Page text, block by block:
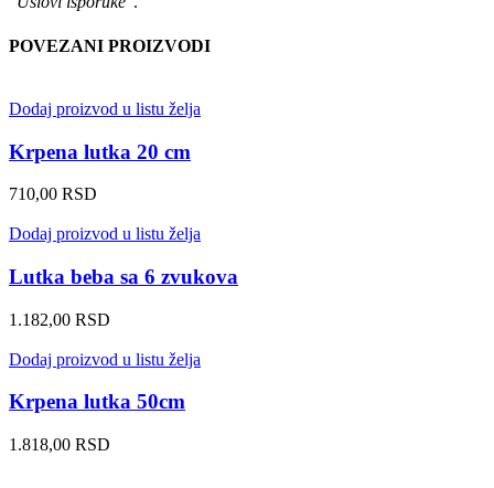
POVEZANI PROIZVODI
Dodaj proizvod u listu želja
Krpena lutka 20 cm
710,00 RSD
Dodaj proizvod u listu želja
Lutka beba sa 6 zvukova
1.182,00 RSD
Dodaj proizvod u listu želja
Krpena lutka 50cm
1.818,00 RSD